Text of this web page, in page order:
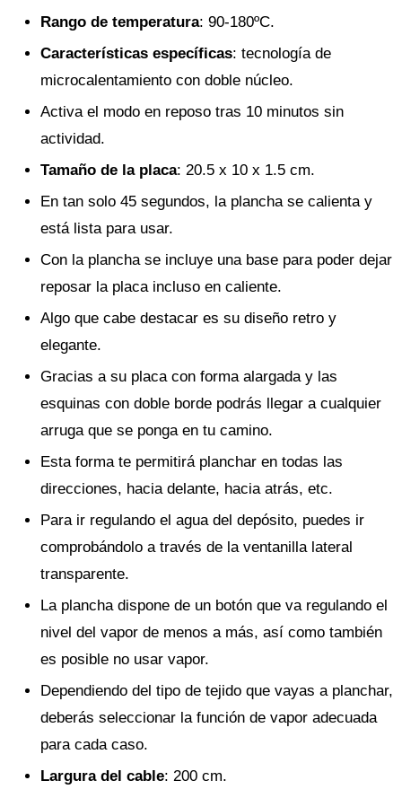
Rango de temperatura: 90-180ºC.
Características específicas: tecnología de
microcalentamiento con doble núcleo.
Activa el modo en reposo tras 10 minutos sin
actividad.
Tamaño de la placa: 20.5 x 10 x 1.5 cm.
En tan solo 45 segundos, la plancha se calienta y
está lista para usar.
Con la plancha se incluye una base para poder dejar
reposar la placa incluso en caliente.
Algo que cabe destacar es su diseño retro y
elegante.
Gracias a su placa con forma alargada y las
esquinas con doble borde podrás llegar a cualquier
arruga que se ponga en tu camino.
Esta forma te permitirá planchar en todas las
direcciones, hacia delante, hacia atrás, etc.
Para ir regulando el agua del depósito, puedes ir
comprobándolo a través de la ventanilla lateral
transparente.
La plancha dispone de un botón que va regulando el
nivel del vapor de menos a más, así como también
es posible no usar vapor.
Dependiendo del tipo de tejido que vayas a planchar,
deberás seleccionar la función de vapor adecuada
para cada caso.
Largura del cable: 200 cm.